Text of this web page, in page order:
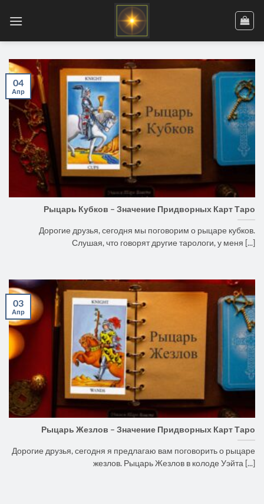
Рыцарь Кубков – Значение Придворных Карт Таро
Дорогие друзья, сегодня мы поговорим о рыцаре кубков.
Слушая, что говорят другие тарологи, у меня [...]
04
Апр
Рыцарь Жезлов – Значение Придворных Карт Таро
Дорогие друзья, сегодня я предлагаю вам поговорить о рыцаре
жезлов. Рыцарь Жезлов в колоде Уэйта [...]
03
Апр